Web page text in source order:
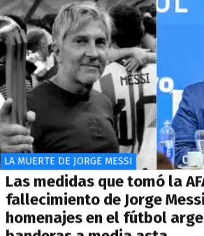
LA MUERTE DE JORGE MESSI
Las medidas que tomó la
fallecimiento de Jorge
homenajes en el fútbol